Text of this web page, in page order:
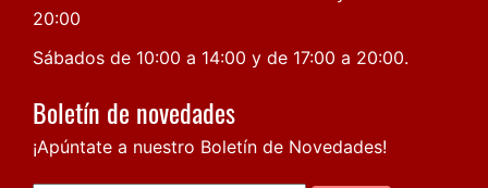
20:00
Sábados de 10:00 a 14:00 y de 17:00 a 20:00.
Boletín de novedades
¡Apúntate a nuestro Boletín de Novedades!